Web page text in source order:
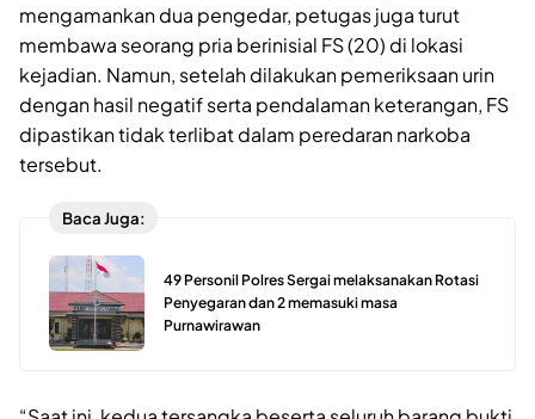
mengamankan dua pengedar, petugas juga turut
membawa seorang pria berinisial FS (20) di lokasi
kejadian. Namun, setelah dilakukan pemeriksaan urin
dengan hasil negatif serta pendalaman keterangan, FS
dipastikan tidak terlibat dalam peredaran narkoba
tersebut.
Baca Juga:
49 Personil Polres Sergai melaksanakan Rotasi
Penyegaran dan 2 memasuki masa
Purnawirawan